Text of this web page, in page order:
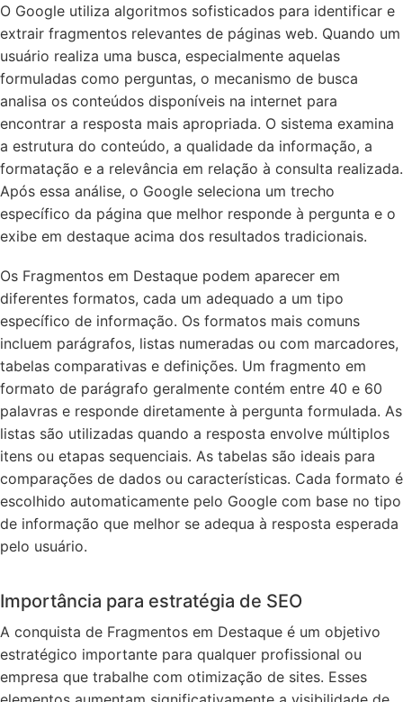
O Google utiliza algoritmos sofisticados para identificar e
extrair fragmentos relevantes de páginas web. Quando um
usuário realiza uma busca, especialmente aquelas
formuladas como perguntas, o mecanismo de busca
analisa os conteúdos disponíveis na internet para
encontrar a resposta mais apropriada. O sistema examina
a estrutura do conteúdo, a qualidade da informação, a
formatação e a relevância em relação à consulta realizada.
Após essa análise, o Google seleciona um trecho
específico da página que melhor responde à pergunta e o
exibe em destaque acima dos resultados tradicionais.
Os Fragmentos em Destaque podem aparecer em
diferentes formatos, cada um adequado a um tipo
específico de informação. Os formatos mais comuns
incluem parágrafos, listas numeradas ou com marcadores,
tabelas comparativas e definições. Um fragmento em
formato de parágrafo geralmente contém entre 40 e 60
palavras e responde diretamente à pergunta formulada. As
listas são utilizadas quando a resposta envolve múltiplos
itens ou etapas sequenciais. As tabelas são ideais para
comparações de dados ou características. Cada formato é
escolhido automaticamente pelo Google com base no tipo
de informação que melhor se adequa à resposta esperada
pelo usuário.
Importância para estratégia de SEO
A conquista de Fragmentos em Destaque é um objetivo
estratégico importante para qualquer profissional ou
empresa que trabalhe com otimização de sites. Esses